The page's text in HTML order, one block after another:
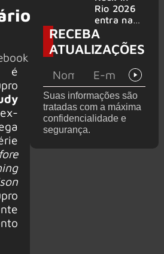
é
bandas
e álbum ao
vivo são
anunciados
Rio 2026
entra na
reta final
com
Cidade do
montagem
acelerada
e line-up
completo
confirmad
RECEBA
ATUALIZAÇÕES
Suas informações são
tratadas com a máxima
confidencialidade e
segurança.